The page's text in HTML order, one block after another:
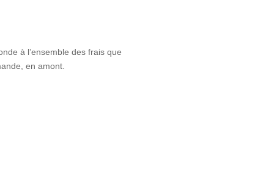
à l’ensemble des frais que
en amont.